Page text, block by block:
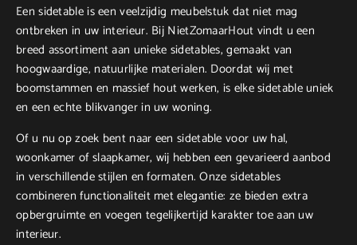
Een sidetable is een veelzijdig meubelstuk dat niet mag
ontbreken in uw interieur. Bij NietZomaarHout vindt u een
breed assortiment aan unieke sidetables, gemaakt van
hoogwaardige, natuurlijke materialen. Doordat wij met
boomstammen en massief hout werken, is elke sidetable uniek
en een echte blikvanger in uw woning.
Of u nu op zoek bent naar een sidetable voor uw hal,
woonkamer of slaapkamer, wij hebben een gevarieerd aanbod
in verschillende stijlen en formaten. Onze sidetables
combineren functionaliteit met elegantie: ze bieden extra
opbergruimte en voegen tegelijkertijd karakter toe aan uw
interieur.